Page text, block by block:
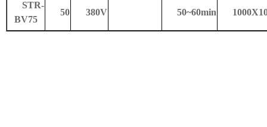
STR-
BV75
50 380V 50~60min